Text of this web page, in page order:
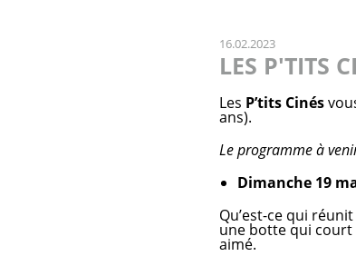
16.02.2023
LES P'TITS
Les P’tits Cinés
ans).
Le programme à
Dimanche 19
Qu’est-ce qui
une botte qui court
aimé.